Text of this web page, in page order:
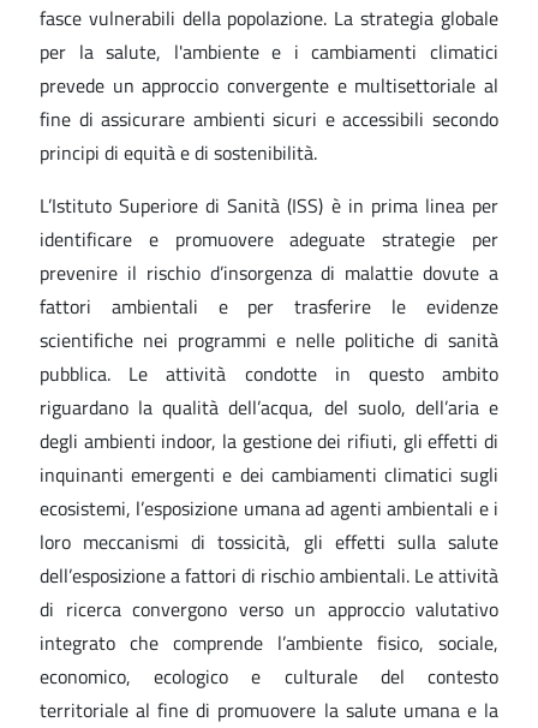
fasce vulnerabili della popolazione. La strategia globale
per la salute, l'ambiente e i cambiamenti climatici
prevede un approccio convergente e multisettoriale al
fine di assicurare ambienti sicuri e accessibili secondo
principi di equità e di sostenibilità.
L’Istituto Superiore di Sanità (ISS) è in prima linea per
identificare e promuovere adeguate strategie per
prevenire il rischio d’insorgenza di malattie dovute a
fattori ambientali e per trasferire le evidenze
scientifiche nei programmi e nelle politiche di sanità
pubblica. Le attività condotte in questo ambito
riguardano la qualità dell’acqua, del suolo, dell’aria e
degli ambienti indoor, la gestione dei rifiuti, gli effetti di
inquinanti emergenti e dei cambiamenti climatici sugli
ecosistemi, l’esposizione umana ad agenti ambientali e i
loro meccanismi di tossicità, gli effetti sulla salute
dell’esposizione a fattori di rischio ambientali. Le attività
di ricerca convergono verso un approccio valutativo
integrato che comprende l’ambiente fisico, sociale,
economico, ecologico e culturale del contesto
territoriale al fine di promuovere la salute umana e la